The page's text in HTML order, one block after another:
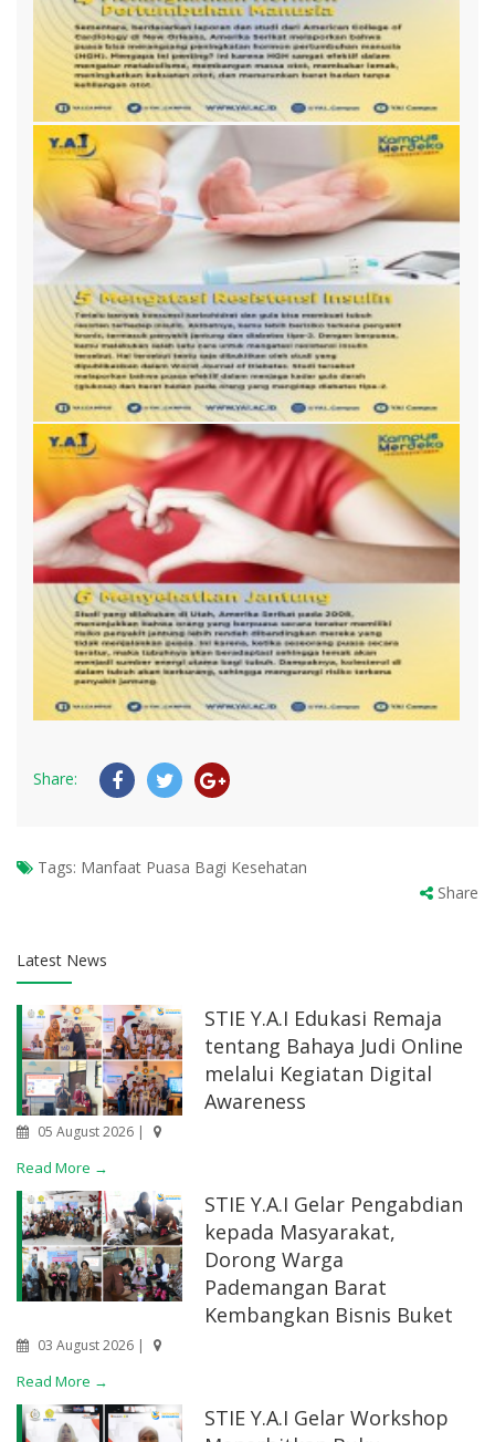
Share:
Tags: Manfaat Puasa Bagi Kesehatan
Share
Latest News
STIE Y.A.I Edukasi Remaja
tentang Bahaya Judi Online
melalui Kegiatan Digital
Awareness
05 August 2026 |
Read More →
STIE Y.A.I Gelar Pengabdian
kepada Masyarakat,
Dorong Warga
Pademangan Barat
Kembangkan Bisnis Buket
03 August 2026 |
Read More →
STIE Y.A.I Gelar Workshop